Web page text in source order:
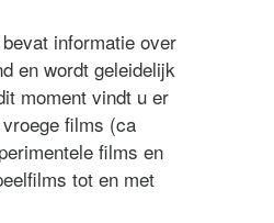
informatie over
en wordt geleidelijk
moment vindt u er
films (ca
films en
tot en met